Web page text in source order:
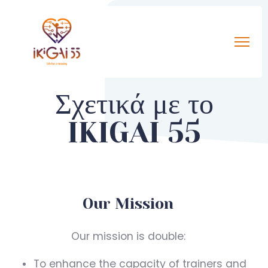
Σχετικά με το
IKIGAI 55
Our Mission
Our mission is double:
To enhance the capacity of trainers and